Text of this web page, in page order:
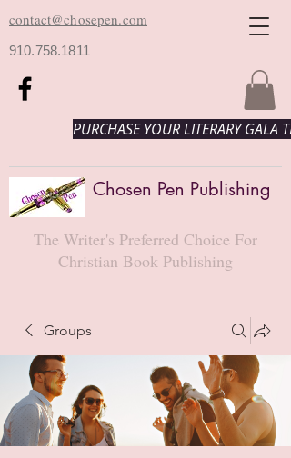
contact@chosepen.com
910.758.1811
PURCHASE YOUR LITERARY GALA
Chosen Pen Publishing
The Writer's Preferred Choice For
Christian Book Publishing
Groups